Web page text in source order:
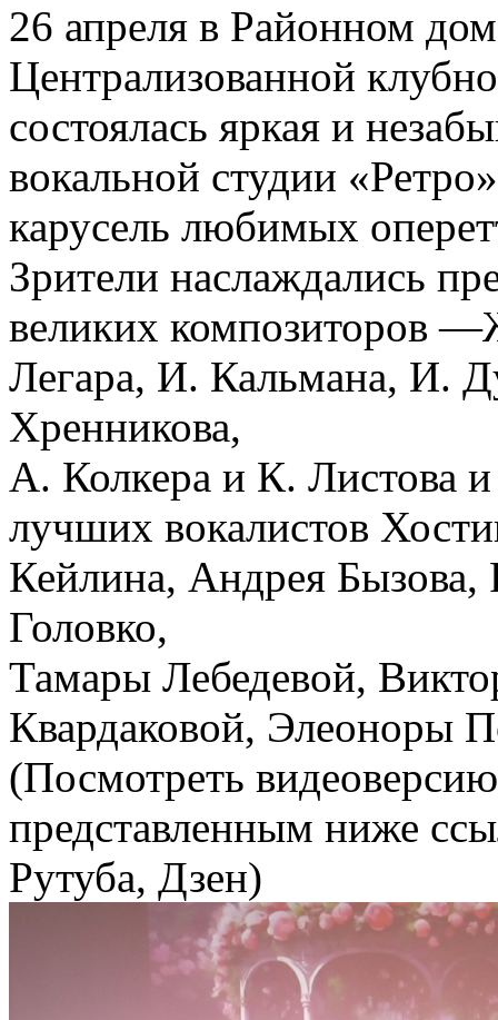
26 апреля в Районном
Централизованной
состоялась яркая и
вокальной студии
карусель любимых
Зрители наслаждались
великих композиторов
Легара, И. Кальмана, И.
Хренникова,
А. Колкера и К. Листова
лучших вокалистов
Кейлина, Андрея
Головко,
Тамары Лебедевой,
Квардаковой, Элеоноры
(Посмотреть
представленным ниже
Рутуба, Дзен)